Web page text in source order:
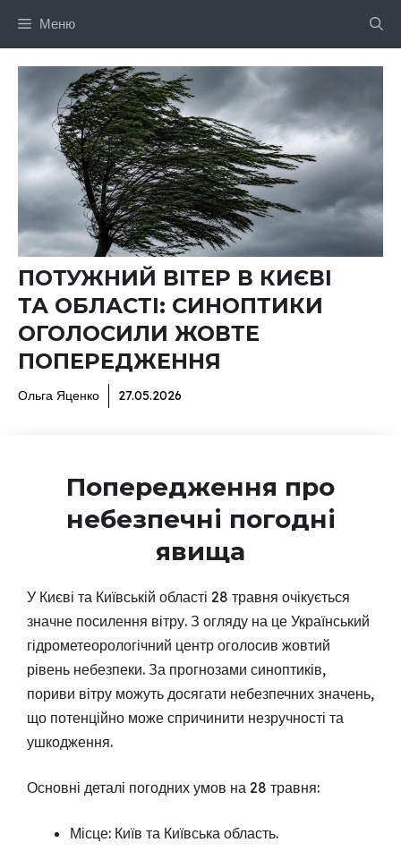
Меню
ПОТУЖНИЙ ВІТЕР В КИЄВІ
ТА ОБЛАСТІ: СИНОПТИКИ
ОГОЛОСИЛИ ЖОВТЕ
ПОПЕРЕДЖЕННЯ
Ольга Яценко 27.05.2026
Попередження про
небезпечні погодні
явища
У Києві та Київській області 28 травня очікується
значне посилення вітру. З огляду на це Український
гідрометеорологічний центр оголосив жовтий
рівень небезпеки. За прогнозами синоптиків,
пориви вітру можуть досягати небезпечних значень,
що потенційно може спричинити незручності та
ушкодження.
Основні деталі погодних умов на 28 травня:
Місце: Київ та Київська область.